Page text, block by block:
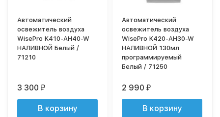
Автоматический
освежитель воздуха
WisePro K410-AH40-W
НАЛИВНОЙ Белый /
71210
3 300₽
В корзину
Автоматический
освежитель воздуха
WisePro K420-AH30-W
НАЛИВНОЙ 130мл
программируемый
Белый / 71250
2 990₽
В корзину